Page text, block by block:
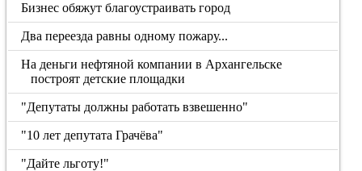
Бизнес обяжут благоустраивать город
Два переезда равны одному пожару...
На деньги нефтяной компании в Архангельске
построят детские площадки
"Депутаты должны работать взвешенно"
"10 лет депутата Грачёва"
"Дайте льготу!"